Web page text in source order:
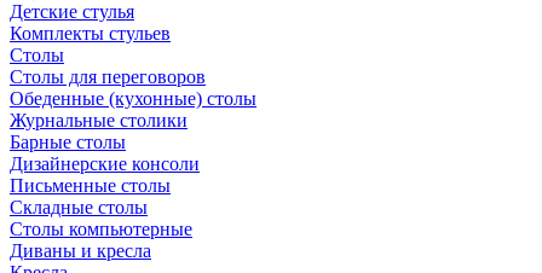
Детские стулья
Комплекты стульев
Столы
Столы для переговоров
Обеденные (кухонные) столы
Журнальные столики
Барные столы
Дизайнерские консоли
Письменные столы
Складные столы
Столы компьютерные
Диваны и кресла